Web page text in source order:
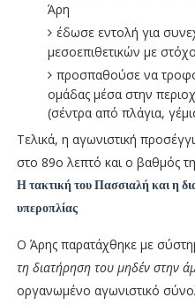
Άρη
έδωσε εντολή για
μεσοεπιθετικών με
προσπαθούσε να
ομάδας μέσα στην
(σέντρα από πλάγια,
Τελικά, η αγωνιστική
στο 89ο λεπτό και ο βαθμός
Η τακτική του Πασσιαλή και η
υπεροπλίας
Ο Άρης παρατάχθηκε με
τη διατήρηση του μηδέν στην
οργανωμένο αγωνιστικό